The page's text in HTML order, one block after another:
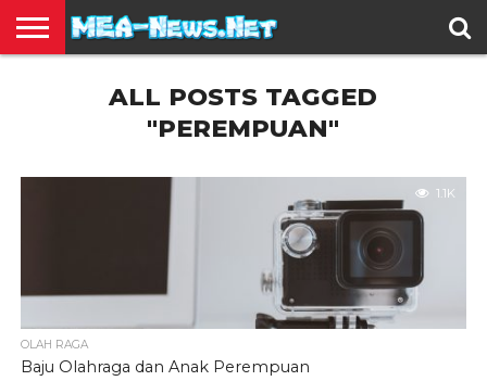
INSPIRASI
KESEHATAN
OTOMOTIFALL POSTS TAGGED
"PEREMPUAN"
1.1K
OLAH RAGA
Baju Olahraga dan Anak Perempuan